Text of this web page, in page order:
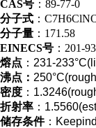
CAS号 ：89-77-0
分子式 ：
分子量 ：171.58
EINECS号 ：201-
熔点 ：231-
沸点：
密度 ：
折射率 ：
储存条件：